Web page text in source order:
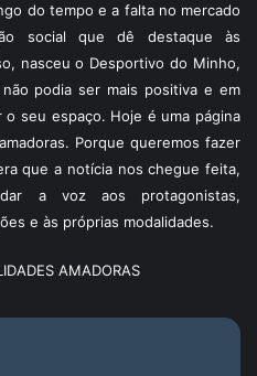
do tempo e a falta no mercado
social que dê destaque às
nasceu o Desportivo do Minho,
podia ser mais positiva e em
seu espaço. Hoje é uma página
Porque queremos fazer
que a notícia nos chegue feita,
a voz aos protagonistas,
e às próprias modalidades.
AMADORAS